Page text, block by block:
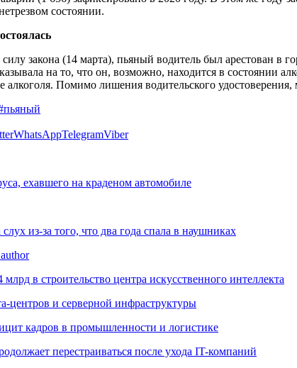
состоянии.
закона (14 марта), пьяный водитель был арестован в
на то, что он, возможно, находится в состоянии
алкоголя. Помимо лишения водительского
WhatsAppTelegramViber
ехавшего на краденом автомобиле
из-за того, что два года спала в наушниках
в строительство центра искусственного интеллекта
центров и серверной инфраструктуры
кадров в промышленности и логистике
перестраиваться после ухода IT-компаний